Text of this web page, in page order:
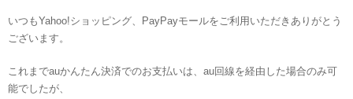
いつもYahoo!ショッピング、PayPayモールをご利用いただきありがとう
ございます。
これまでauかんたん決済でのお支払いは、au回線を経由した場合のみ可
能でしたが、